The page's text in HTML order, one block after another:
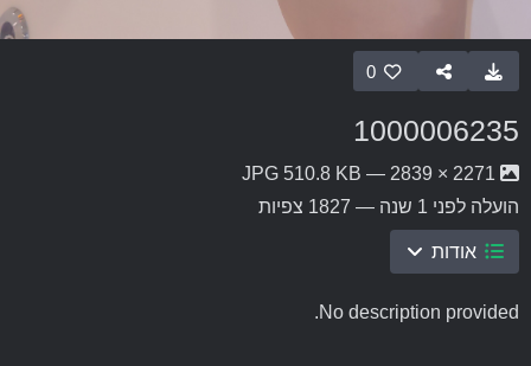
0
1000006235
2271 × 2839 — JPG 510.8 KB
הועלהלפני 1 שנה — 1827 צפיות
אודות
No description provided.